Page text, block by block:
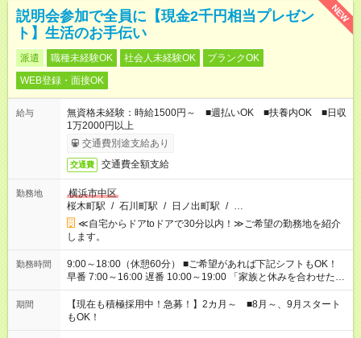
NEW
説明会参加で全員に【現金2千円相当プレゼン
ト】生活のお手伝い
派遣 職種未経験OK 社会人未経験OK
ブランクOK
WEB登録・面接OK
給与
無資格未経験：時給1500円～ ■週払いOK ■扶養内OK ■日収
1万2000円以上
交通費別途支給あり
交通費 交通費全額支給
勤務地
横浜市中区
桜木町駅 / 石川町駅 / 日ノ出町駅 / …
≪自宅からドアtoドアで30分以内！≫ご希望の勤務地を紹介
します。
勤務時間
9:00～18:00（休憩60分） ■ご希望があれば下記シフトもOK！
早番 7:00～16:00 遅番 10:00～19:00 「家族と休みを合わせた
い」 「余裕を持って夕飯の準備がしたい」 「できれば残業はし
たくない」 など、ご希望を教えてくださいね。 ※Wワーク希望
の方へ 今ご覧のお仕事で希望する勤務時間と、もう1つのお仕事
の勤務時間。 合計で週40時間を超える場合は応募できません。
期間
【現在も積極採用中！急募！】2カ月～ ■8月～、9月スタート
もOK！